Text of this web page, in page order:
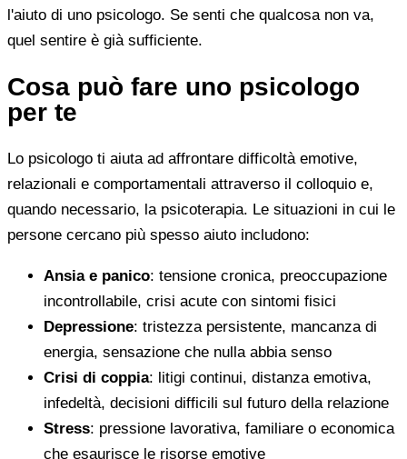
l'aiuto di uno psicologo. Se senti che qualcosa non va,
quel sentire è già sufficiente.
Cosa può fare uno psicologo
per te
Lo psicologo ti aiuta ad affrontare difficoltà emotive,
relazionali e comportamentali attraverso il colloquio e,
quando necessario, la psicoterapia. Le situazioni in cui le
persone cercano più spesso aiuto includono:
Ansia e panico: tensione cronica, preoccupazione
incontrollabile, crisi acute con sintomi fisici
Depressione: tristezza persistente, mancanza di
energia, sensazione che nulla abbia senso
Crisi di coppia: litigi continui, distanza emotiva,
infedeltà, decisioni difficili sul futuro della relazione
Stress: pressione lavorativa, familiare o economica
che esaurisce le risorse emotive